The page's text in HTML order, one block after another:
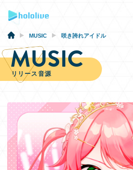
NEWS
SCHEDULE
EVENTS
VIDEOS
MUSIC 咲き誇れアイドル
MUSIC
リリース音源